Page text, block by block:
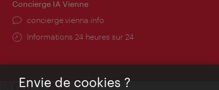
Concierge IA Vienne
Ort:
concierge.vienna.info
Öffnungszeiten:
Informations 24 heures sur 24
Envie de cookies ?